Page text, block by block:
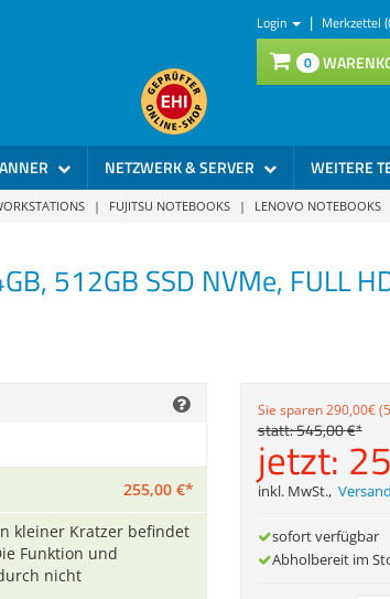
Login | Merkzettel
0
NETZWERK & SERVER WEITERE
| FUJITSU NOTEBOOKS | LENOVO NOTEBOOKS
512GB SSD NVMe, FULL
255,00 €*
kleiner Kratzer befindet
Funktion und
nicht
Sie sparen 290,00€
statt:545,00€*
jetzt:
inkl. MwSt.,
sofort verfügbar
Abholbereit im